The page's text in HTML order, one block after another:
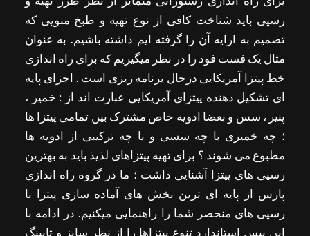
رسپی باید شناخت کافی از نوع تهیه و طبخ منویی که
تصمیم به ارایه آن را گرفته ایم داشته باشیم. به عنوان
مثال یک فست فود را در نظر میگیریم که برای راه اندازی
خط پیتزا آمریکایی درحال برنامه ریزی است . اجزای پایه
ای تشکیل دهنده پیتزای آمریکایی عبارت اند از : خمیر ،
پنیر ، سس و بعضا ادویه خاص مشترک بین تمامی پیتزا ها
؛ چه خمیری با چه سسی و با چه ترکیبی از ادویه ها
مطبوع می شوند ؟ برای تهیه پیتزاهای لذیذ باید به بهترین
رسپی های پیتزا آشنایی داشت ؛ ما در گروه راه اندازی
پارس از پایه ای ترین بخش های آماده سازی پیتزا با
رسپی های منحصر شما را راهنمایی میکنیم. در ادامه با
این بیس استاندارد تنوع پیتزاها را از نظر سایز و تاپینگ